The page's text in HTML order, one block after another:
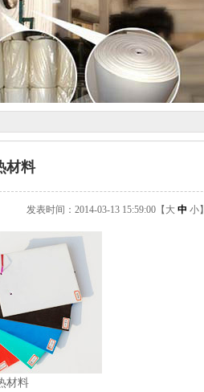
材料
发表时间：2014-03-13 15:59:00【 大 中 小】
材料